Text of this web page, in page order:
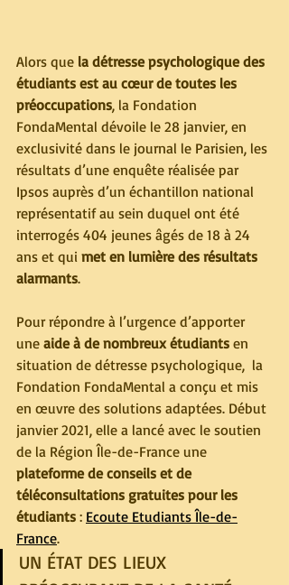
Alors que la détresse psychologique des
étudiants est au cœur de toutes les
préoccupations, la Fondation
FondaMental dévoile le 28 janvier, en
exclusivité dans le journal le Parisien, les
résultats d’une enquête réalisée par
Ipsos auprès d’un échantillon national
représentatif au sein duquel ont été
interrogés 404 jeunes âgés de 18 à 24
ans et qui met en lumière des résultats
alarmants.
Pour répondre à l’urgence d’apporter
une aide à de nombreux étudiants en
situation de détresse psychologique,  la
Fondation FondaMental a conçu et mis
en œuvre des solutions adaptées. Début
janvier 2021, elle a lancé avec le soutien
de la Région Île-de-France une
plateforme de conseils et de
téléconsultations gratuites pour les
étudiants : Ecoute Etudiants Île-de-
France.
UN ÉTAT DES LIEUX